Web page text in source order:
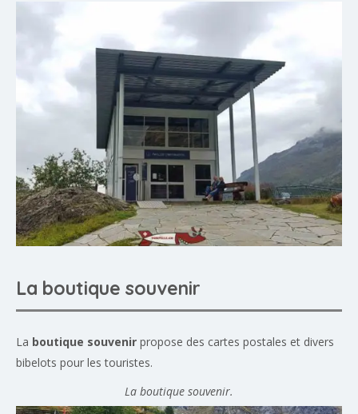
La boutique souvenir
La boutique souvenir propose des cartes postales et divers
bibelots pour les touristes.
La boutique souvenir.